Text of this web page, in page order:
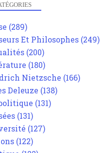
(289)
Et Philosophes (249)
(200)
(180)
Nietzsche (166)
Deleuze (138)
(131)
(131)
(127)
(122)